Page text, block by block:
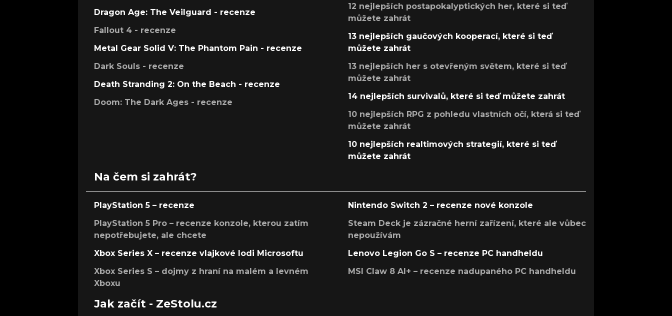
Dragon Age: The Veilguard - recenze
Fallout 4 - recenze
Metal Gear Solid V: The Phantom Pain - recenze
Dark Souls - recenze
Death Stranding 2: On the Beach - recenze
Doom: The Dark Ages - recenze
12 nejlepších postapokalyptických her, které si teď
můžete zahrát
13 nejlepších gaučových kooperací, které si teď
můžete zahrát
13 nejlepších her s otevřeným světem, které si teď
můžete zahrát
14 nejlepších survivalů, které si teď můžete zahrát
10 nejlepších RPG z pohledu vlastních očí, která si teď
můžete zahrát
10 nejlepších realtimových strategií, které si teď
můžete zahrát
Na čem si zahrát?
PlayStation 5 – recenze
PlayStation 5 Pro – recenze konzole, kterou zatím
nepotřebujete, ale chcete
Xbox Series X – recenze vlajkové lodi Microsoftu
Xbox Series S – dojmy z hraní na malém a levném
Xboxu
Nintendo Switch 2 – recenze nové konzole
Steam Deck je zázračné herní zařízení, které ale vůbec
nepoužívám
Lenovo Legion Go S – recenze PC handheldu
MSI Claw 8 AI+ – recenze nadupaného PC handheldu
Jak začít - ZeStolu.cz